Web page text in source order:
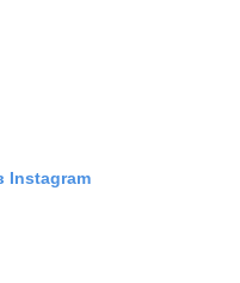
Instagram